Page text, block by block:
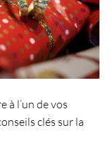
à l’un de vos
clés sur la